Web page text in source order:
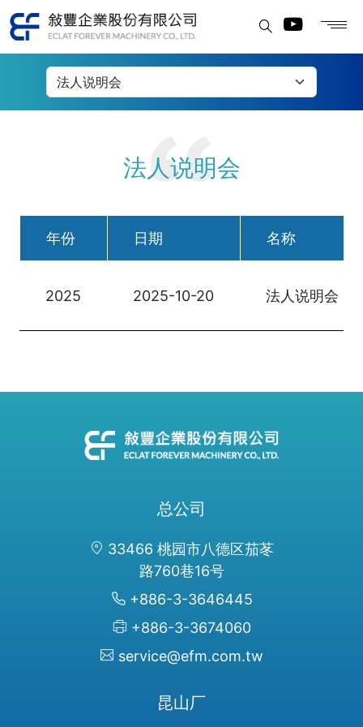
法人说明会
法人说明会
年份 日期 名称
2025 2025-10-20 法人说明会
总公司
33466 桃园市八德区茄苳
路760巷16号
+886-3-3646445
+886-3-3674060
service@efm.com.tw
昆山厂